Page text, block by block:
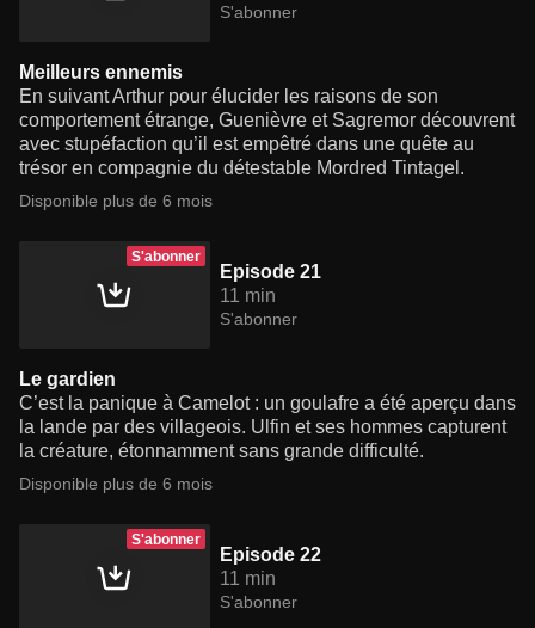
S'abonner
Meilleurs ennemis
En suivant Arthur pour élucider les raisons de son
comportement étrange, Guenièvre et Sagremor découvrent
avec stupéfaction qu’il est empêtré dans une quête au
trésor en compagnie du détestable Mordred Tintagel.
Disponible plus de 6 mois
S'abonner
Episode 21
11 min
S'abonner
Le gardien
C’est la panique à Camelot : un goulafre a été aperçu dans
la lande par des villageois. Ulfin et ses hommes capturent
la créature, étonnamment sans grande difficulté.
Disponible plus de 6 mois
S'abonner
Episode 22
11 min
S'abonner